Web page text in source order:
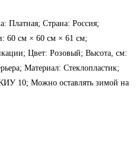
Платная; Страна: Россия;
60 см × 60 см × 61 см;
Цвет: Розовый; Высота, см:
Материал: Стеклопластик;
10; Можно оставлять зимой на